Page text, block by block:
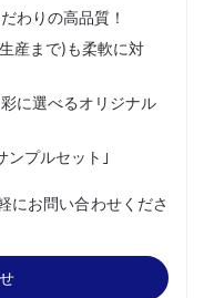
わりの高品質！
産まで)も柔軟に対
に選べるオリジナル
ンプルセット｣
にお問い合わせくださ